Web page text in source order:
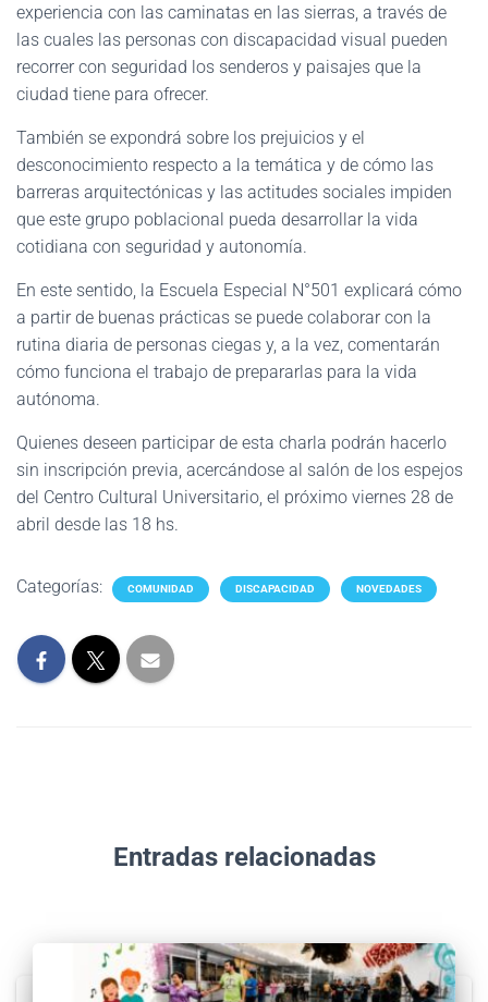
experiencia con las caminatas en las sierras, a través de
las cuales las personas con discapacidad visual pueden
recorrer con seguridad los senderos y paisajes que la
ciudad tiene para ofrecer.
También se expondrá sobre los prejuicios y el
desconocimiento respecto a la temática y de cómo las
barreras arquitectónicas y las actitudes sociales impiden
que este grupo poblacional pueda desarrollar la vida
cotidiana con seguridad y autonomía.
En este sentido, la Escuela Especial N°501 explicará cómo
a partir de buenas prácticas se puede colaborar con la
rutina diaria de personas ciegas y, a la vez, comentarán
cómo funciona el trabajo de prepararlas para la vida
autónoma.
Quienes deseen participar de esta charla podrán hacerlo
sin inscripción previa, acercándose al salón de los espejos
del Centro Cultural Universitario, el próximo viernes 28 de
abril desde las 18 hs.
Categorías: COMUNIDAD DISCAPACIDAD NOVEDADES
Entradas relacionadas